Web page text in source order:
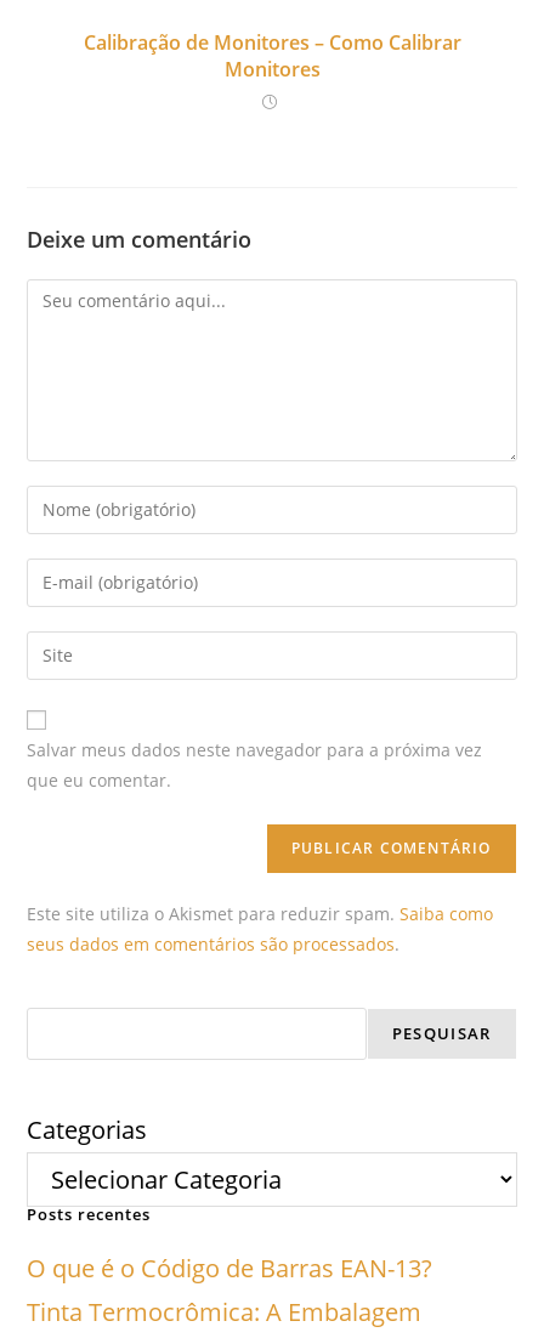
Calibração de Monitores – Como Calibrar
Monitores
Deixe um comentário
Salvar meus dados neste navegador para a próxima vez
que eu comentar.
Este site utiliza o Akismet para reduzir spam.Saiba como
seus dados em comentários são processados.
PESQUISAR
Categorias
Posts recentes
O que é o Código de Barras EAN-13?
Tinta Termocrômica: A Embalagem